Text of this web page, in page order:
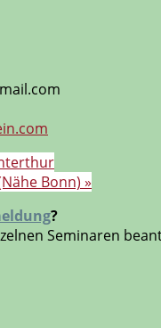
Bonn) »
?
Seminaren